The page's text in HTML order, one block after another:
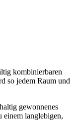
kombinierbaren
so jedem Raum und
gewonnenes
einem langlebigen,